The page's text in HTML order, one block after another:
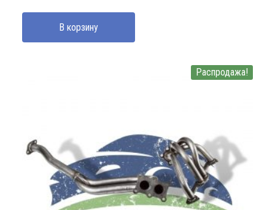
составляла
280000 UZS.
240000 UZS.
В корзину
Распродажа!